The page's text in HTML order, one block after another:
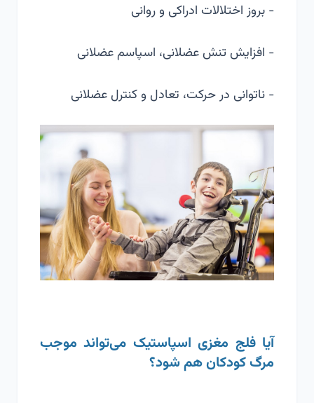
- بروز اختلالات ادراکی و روانی
- افزایش تنش عضلانی، اسپاسم عضلانی
- ناتوانی در حرکت، تعادل و کنترل عضلانی
آیا فلج مغزی اسپاستیک می‌تواند موجب
مرگ کودکان هم شود؟